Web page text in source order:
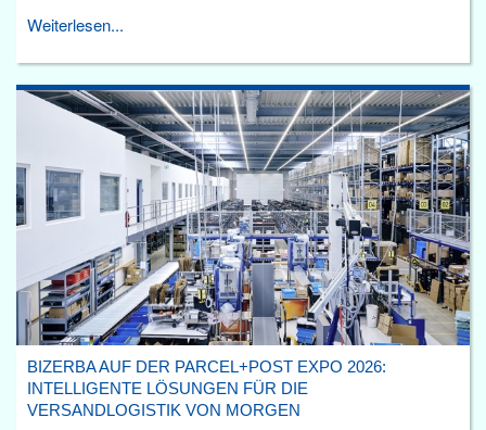
Weiterlesen...
BIZERBA AUF DER PARCEL+POST EXPO 2026:
INTELLIGENTE LÖSUNGEN FÜR DIE
VERSANDLOGISTIK VON MORGEN